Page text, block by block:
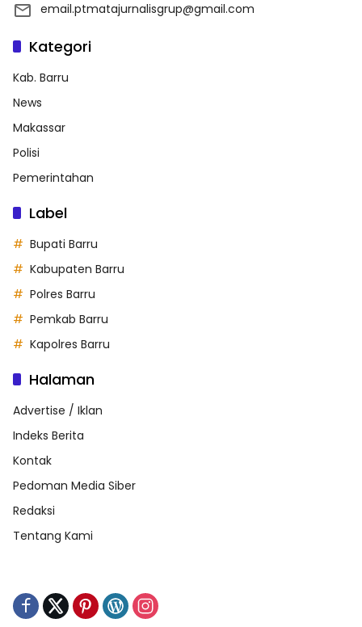
email.ptmatajurnalisgrup@gmail.com
Kategori
Kab. Barru
News
Makassar
Polisi
Pemerintahan
Label
Bupati Barru
Kabupaten Barru
Polres Barru
Pemkab Barru
Kapolres Barru
Halaman
Advertise / Iklan
Indeks Berita
Kontak
Pedoman Media Siber
Redaksi
Tentang Kami